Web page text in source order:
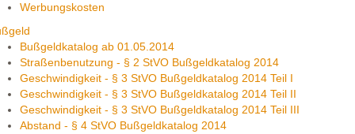
Werbungskosten
Bußgeldkatalog ab 01.05.2014
Straßenbenutzung - § 2 StVO Bußgeldkatalog 2014
Geschwindigkeit - § 3 StVO Bußgeldkatalog 2014 Teil I
Geschwindigkeit - § 3 StVO Bußgeldkatalog 2014 Teil II
Geschwindigkeit - § 3 StVO Bußgeldkatalog 2014 Teil III
Abstand - § 4 StVO Bußgeldkatalog 2014